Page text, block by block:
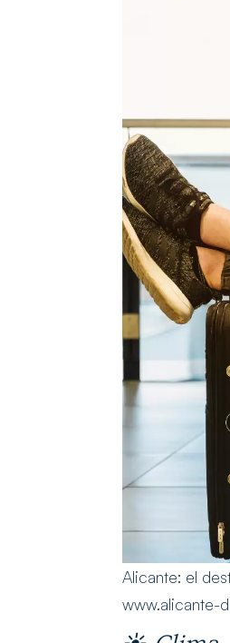
Alicante: el
www.alicante-